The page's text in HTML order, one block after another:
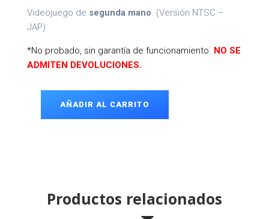
Videojuego de segunda mano . (Versión NTSC –
JAP)
*No probado, sin garantía de funcionamiento. NO SE
ADMITEN DEVOLUCIONES.
AÑADIR AL CARRITO
Productos relacionados